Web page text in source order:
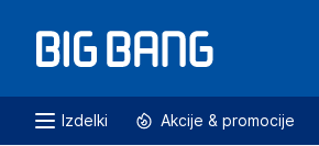
Izdelki Akcije & promocije